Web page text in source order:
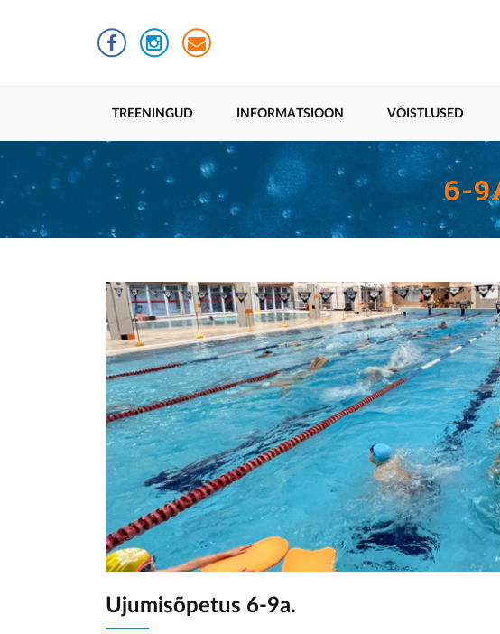
Põhinavigatsioon
TREENINGUD INFORMATSIOON VÕISTLUSED
6-
Ujumisõpetus 6-9a.